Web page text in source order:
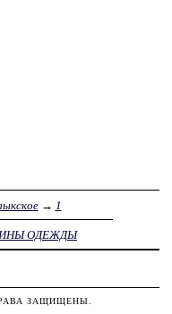
→ 1
ОДЕЖДЫ
ЗАЩИЩЕНЫ.